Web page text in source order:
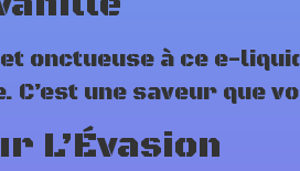
onctueuse à ce e-
une saveur que
L’Évasion